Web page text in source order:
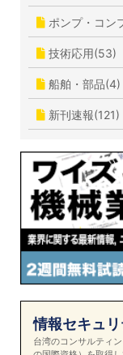
ポンプ・コン
技術応用(53)
船舶・部品(4)
新刊速報(121)
情報セキュ
台湾のコンサルティ